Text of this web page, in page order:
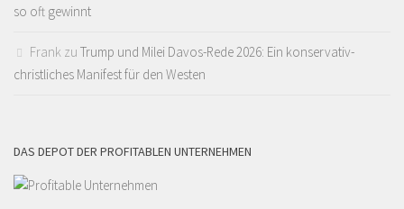
so oft gewinnt
Frank zu Trump und Milei Davos-Rede 2026: Ein konservativ-
christliches Manifest für den Westen
DAS DEPOT DER PROFITABLEN UNTERNEHMEN